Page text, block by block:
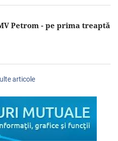
Petrom - pe prima treaptă
articole